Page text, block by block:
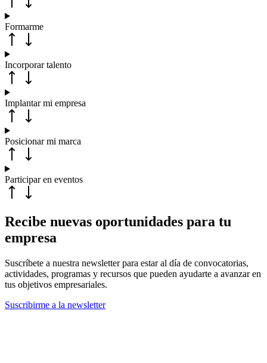
Formarme
Incorporar talento
Implantar mi empresa
Posicionar mi marca
Participar en eventos
Recibe nuevas oportunidades para tu
empresa
Suscríbete a nuestra newsletter para estar al día de convocatorias,
actividades, programas y recursos que pueden ayudarte a avanzar en
tus objetivos empresariales.
Suscribirme a la newsletter